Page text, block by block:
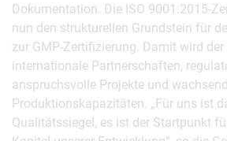
Dokumentation. Die ISO 9001:2015-
nun den strukturellen Grundstein für
zur GMP-Zertifizierung. Damit wird
internationale Partnerschaften,
anspruchsvolle Projekte und
Produktionskapazitäten. „Für uns ist
Qualitätssiegel, es ist der Startpunkt